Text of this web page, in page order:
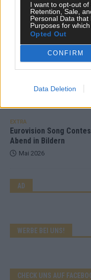
I want to opt-out of
Retention, Sale,
Personal Data
Purposes for
Opted Out
CONFIRM
Data Deletion
ESC-Halbfinale 2: Das
sechs zittern, einer
KOMMENTAR
Mai 2026
EXTRA
Eurovision Song
Abend in Bildern
Mai 2026
AD
WERBE BEI UNS!
CHECK UNS AUF